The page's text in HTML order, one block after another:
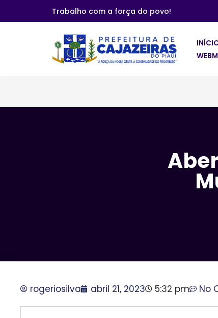
Trabalho com a força do povo!
rogeriosilva abril 21, 2023 5:32 pm No